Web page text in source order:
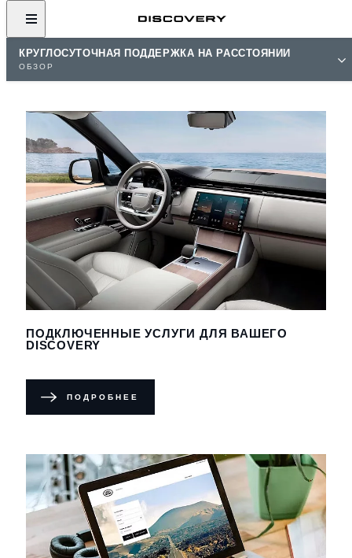
КРУГЛОСУТОЧНАЯ ПОДДЕРЖКА НА РАССТОЯНИИ
ОБЗОР
ПОДКЛЮЧЕННЫЕ УСЛУГИ ДЛЯ ВАШЕГО
DISCOVERY
ПОДРОБНЕЕ